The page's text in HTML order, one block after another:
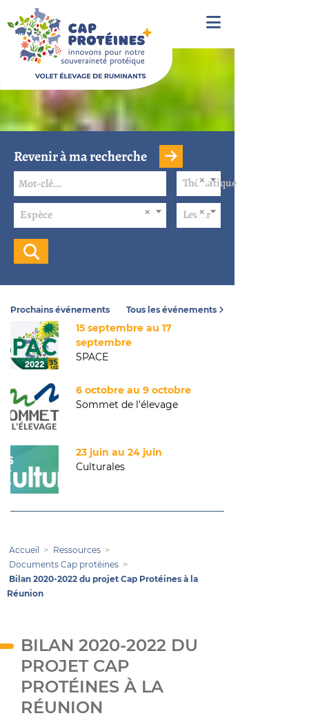
Revenir à ma recherche
Thématique
Espèce Levier
Prochains événements
15 septembre au 17
septembre
SPACE
6 octobre au 9 octobre
Sommet de l'élevage
23 juin au 24 juin
Culturales
Tous les événements
Accueil
Ressources
Documents Cap protéines
Bilan 2020-2022 du projet Cap Protéines à la
Réunion
BILAN 2020-2022 DU
PROJET CAP
PROTÉINES À LA
RÉUNION